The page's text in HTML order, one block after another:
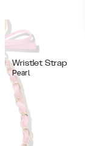
Wristlet Strap
Pearl